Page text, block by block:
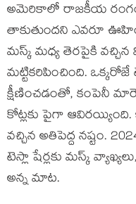
అమెరికాలో రాజకీయ
తాకుతుందని ఎవరూ
మస్క్ మధ్య తెరపైకి వచ్చిన
మట్టికరిపించింది. ఒక్కరోజే
క్షీణించడంతో, కంపెనీ
కోట్లకు పైగా ఆవిరయ్యింది.
వచ్చిన అతిపెద్ద నష్టం.
టెస్లా షేర్లకు మస్క్
అన్న మాట.